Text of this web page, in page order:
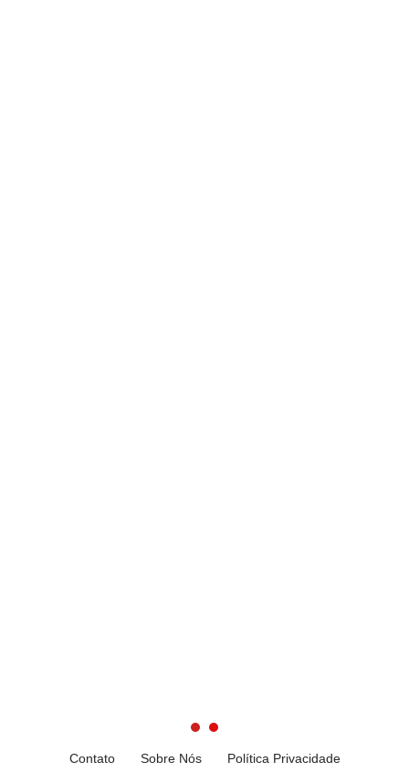
Contato Sobre Nós Política Privacidade